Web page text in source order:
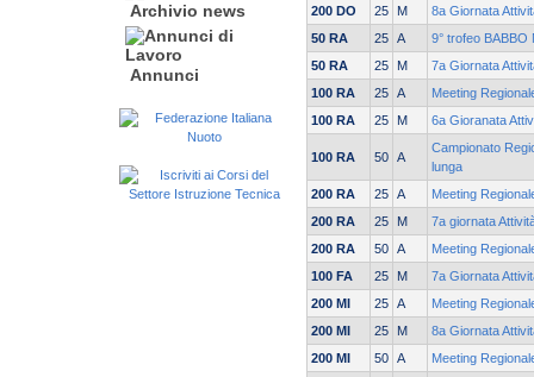
Archivio news
Annunci
200 DO
25 M
8a Giornata
50 RA
25 A
9° trofeo BABBO
50 RA
25 M
7a Giornata
100 RA
25 A
Meeting
100 RA
25 M 6a Gioranata
100 RA 50 A
Campionato
lunga
200 RA
25 A
Meeting
200 RA
25 M
7a giornata
200 RA
50 A
Meeting
100 FA
25 M
7a Giornata
200 MI
25 A
Meeting
200 MI
25 M
8a Giornata
200 MI
50 A
Meeting